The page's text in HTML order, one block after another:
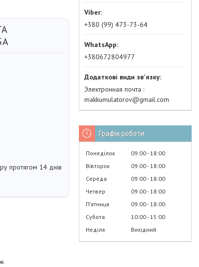
протягом 14 днів
+380 (99) 473-73-64
+380672804977
Электронная почта
makkumulatorov@gmail.com
Графік роботи
Понеділок 09:00 18:00
Вівторок
09:00 18:00
Середа
09:00 18:00
Четвер
09:00 18:00
Пʼятниця
09:00 18:00
Субота
10:00 15:00
Неділя
Вихідний